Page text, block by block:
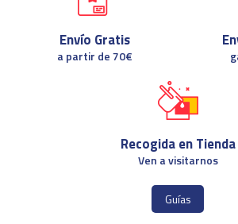
Envío Gratis
a partir de 70€
Recogida en Tienda
Ven a visitarnos
Guías